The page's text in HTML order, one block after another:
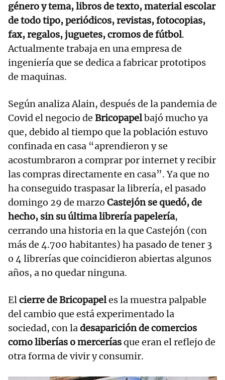
género y tema, libros de texto, material escolar
de todo tipo, periódicos, revistas, fotocopias,
fax, regalos, juguetes, cromos de fútbol.
Actualmente trabaja en una empresa de
ingeniería que se dedica a fabricar prototipos
de maquinas.
Según analiza Alain, después de la pandemia de
Covid el negocio de Bricopapelbajó mucho ya
que, debido al tiempo que la población estuvo
confinada en casa “aprendieron y se
acostumbraron a comprar por internet y recibir
las compras directamente en casa”. Ya que no
ha conseguido traspasar la librería, el pasado
domingo 29 de marzo Castejón se quedó, de
hecho, sin su última librería papelería,
cerrando una historia en la que Castejón (con
más de 4.700 habitantes) ha pasado de tener 3
o 4 librerías que coincidieron abiertas algunos
años, a no quedar ninguna.
Elcierre de Bricopapeles la muestra palpable
del cambio que está experimentado la
sociedad, con ladesaparición de comercios
como liberías o merceríasque eran el reflejo de
otra forma de vivir y consumir.